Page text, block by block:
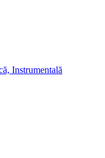
Instrumentală